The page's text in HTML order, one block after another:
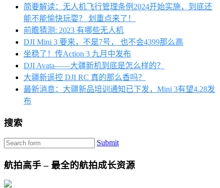
简要解读：无人机飞行管理条例2024开始实施，到底还
能不能愉快玩耍？ 划重点来了！
前瞻猜测: 2023 有哪些无人机
DJI Mini 3 要来，不是7号， 也不会4399那么高
坐稳了！传Action 3 九月中发布
DJI Avata——大疆新机到底是怎么样的？
大疆新遥控 DJI RC 真的那么香吗？
最新消息：大疆新品培训通知已下发，Mini 3有望4.28发
布
搜索
Submit
航拍高手 – 最全的航拍成长资源